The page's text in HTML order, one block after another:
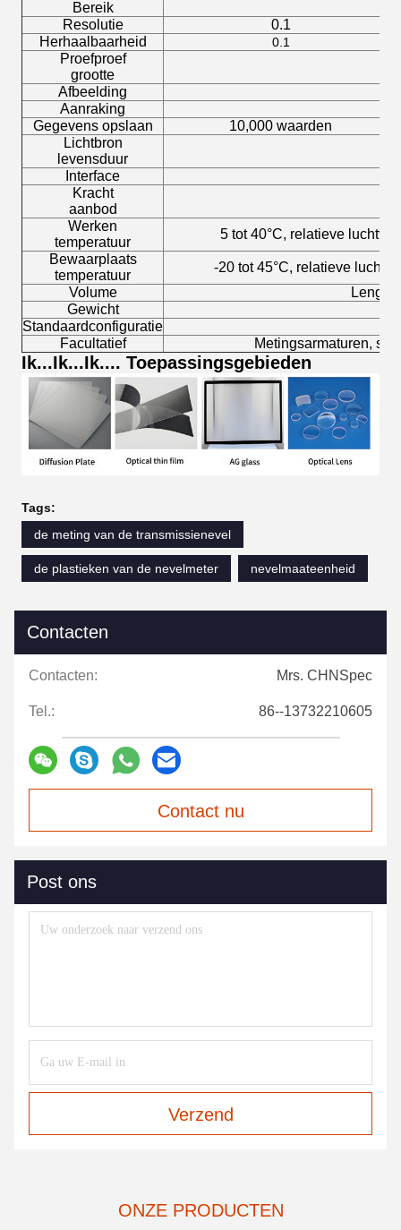
Bereik
Resolutie
0.1
Herhaalbaarheid
0.1
Proefproef
grootte
Afbeelding
Aanraking
Gegevens opslaan
10,000 waarden
Lichtbron
levensduur
Interface
Kracht
aanbod
Werken
temperatuur
5 tot 40°C, relatieve
Bewaarplaats
temperatuur
-20 tot 45°C, relatieve
Volume
Lengte
Gewicht
Standaardconfiguratie
Facultatief
Metingsarmaturen,
Ik...Ik...Ik.... Toepassingsgebieden
Tags:
de meting van de transmissienevel
de plastieken van de nevelmeter nevelmaateenheid
Contacten
Contacten: Mrs. CHNSpec
Tel.: 86--13732210605
Contact nu
Post ons
Verzend
ONZE PRODUCTEN